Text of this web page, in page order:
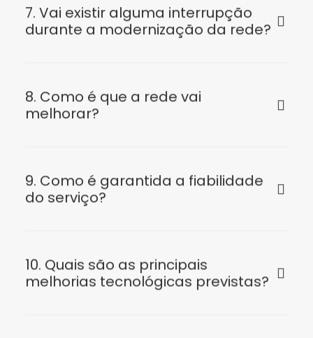
7. Vai existir alguma interrupção
durante a modernização da rede?
8. Como é que a rede vai
melhorar?
9. Como é garantida a fiabilidade
do serviço?
10. Quais são as principais
melhorias tecnológicas previstas?